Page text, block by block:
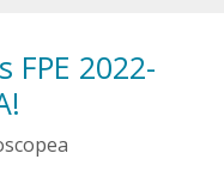
FPE 2022-